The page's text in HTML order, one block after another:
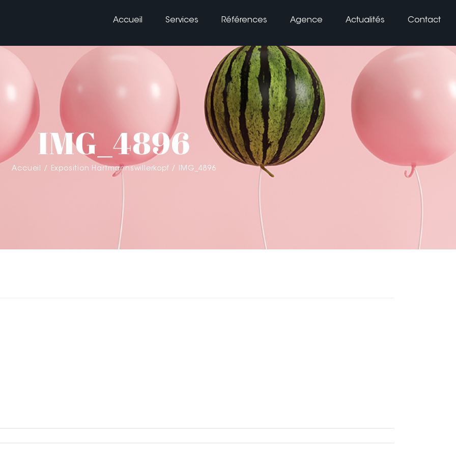
Accueil Services Références Agence Actualités Contact
IMG_4896
Accueil Exposition Hartmannswillerkopf IMG_4896